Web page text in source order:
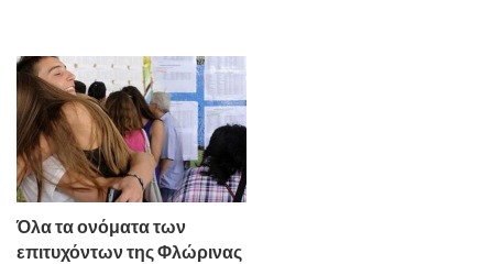
Όλα τα ονόματα των
επιτυχόντων της Φλώρινας